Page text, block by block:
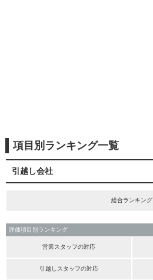
項目別ランキング一覧
引越し会社
総合ランキング
評価項目別ランキング
営業スタッフの対応
引越しスタッフの対応